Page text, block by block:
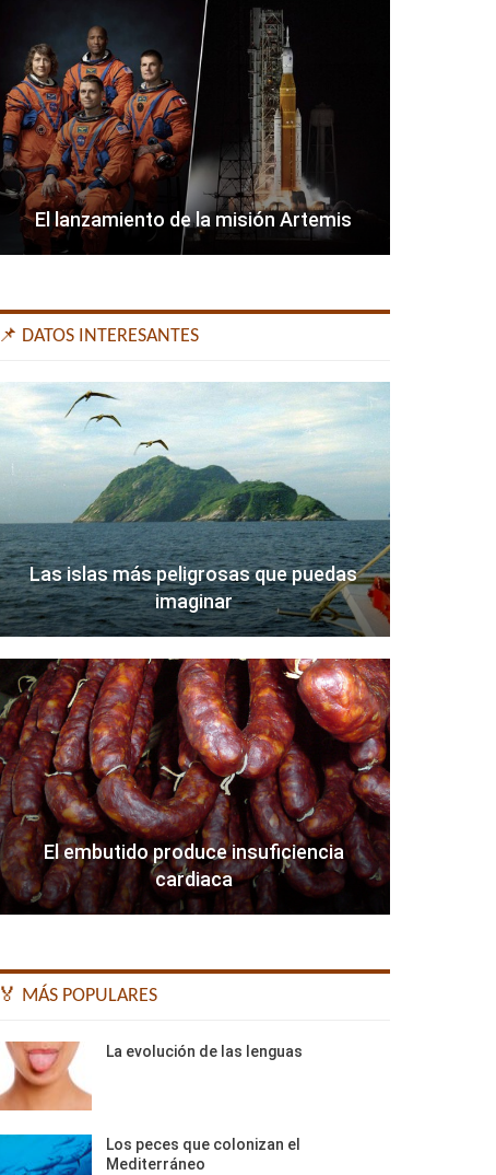
El lanzamiento de la misión Artemis
📌 DATOS INTERESANTES
Las islas más peligrosas que puedas
imaginar
El embutido produce insuficiencia
cardiaca
🏅 MÁS POPULARES
La evolución de las lenguas
Los peces que colonizan el
Mediterráneo